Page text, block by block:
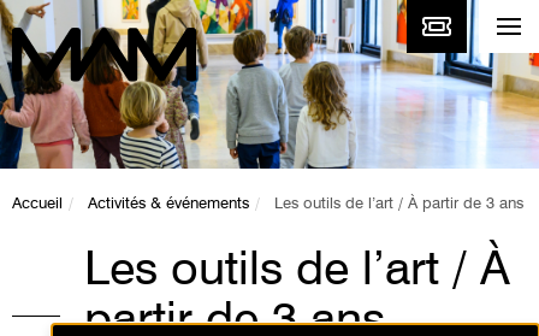
Accueil Activités & événements Les outils de l’art / À partir de 3 ans
Les outils de l’art / À
partir de 3 ans